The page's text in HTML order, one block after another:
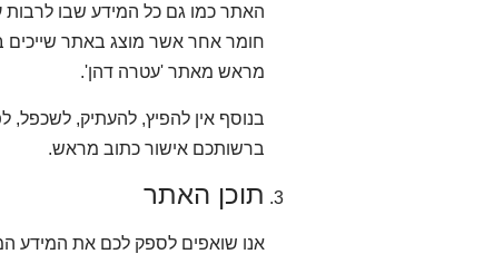
האתר כמו גם כל המידע שבו לרבות
חומר אחר אשר מוצג באתר שייכים
מראש מאתר 'עטרה דהן'.
בנוסף אין להפיץ, להעתיק, לשכפל,
ברשותכם אישור כתוב מראש.
תוכן האתר
אנו שואפים לספק לכם את המידע